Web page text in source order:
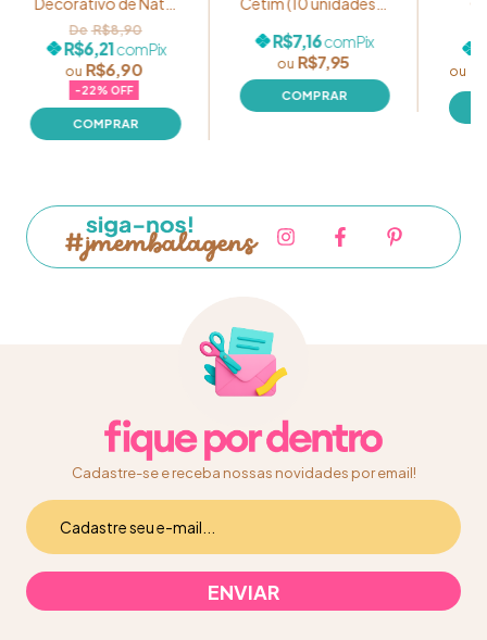
- Pacote com 50g
R$6,90
-22% OFF
R$8,90
R$6,21comPix
Dourado Ref.
LC0006CP-10
R$7,95
R$7,16comPix
Cadastre-se e receba nossas novidades por email!